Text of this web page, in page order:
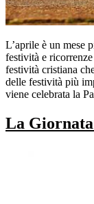
L’aprile è un mese
festività e
festività cristiana
delle festività più
viene celebrata la
La